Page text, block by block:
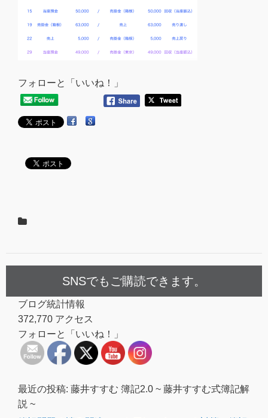
フォローと「いいね！」
SNSでもご購読できます。
ブログ統計情報
372,770 アクセス
フォローと「いいね！」
最近の投稿: 藤井すすむ 簿記2.0 ~ 藤井すすむ式簿記解
説 ~